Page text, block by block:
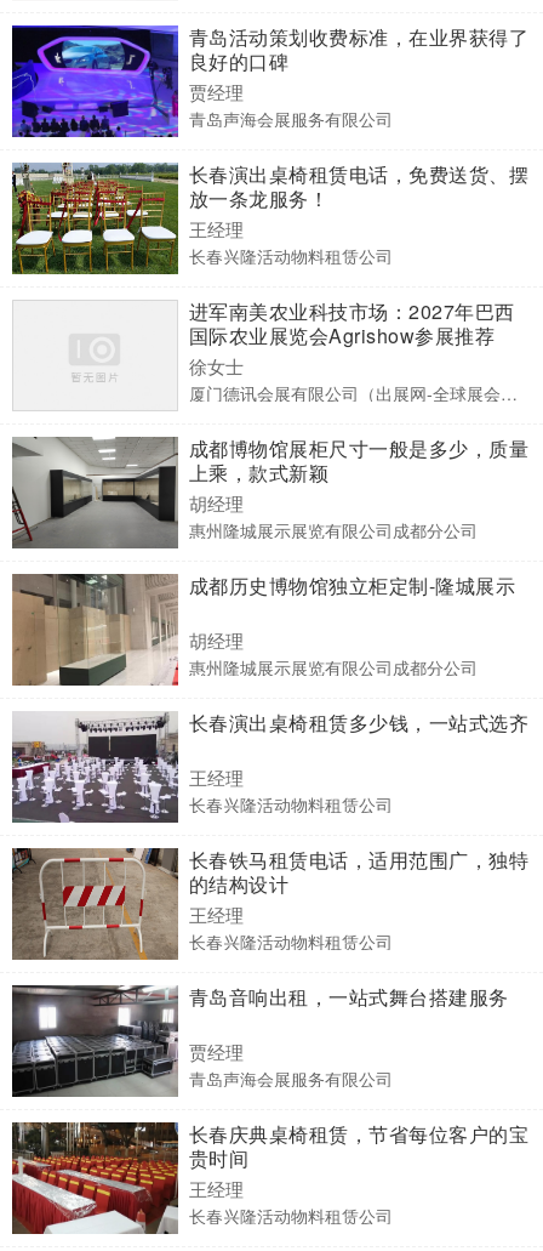
青岛活动策划收费标准，在业界获得了
良好的口碑
贾经理
青岛声海会展服务有限公司
长春演出桌椅租赁电话，免费送货、摆
放一条龙服务！
王经理
长春兴隆活动物料租赁公司
进军南美农业科技市场：2027年巴西
国际农业展览会Agrishow参展推荐
徐女士
厦门德讯会展有限公司（出展网-全球展会预订）
成都博物馆展柜尺寸一般是多少，质量
上乘，款式新颖
胡经理
惠州隆城展示展览有限公司成都分公司
成都历史博物馆独立柜定制-隆城展示
胡经理
惠州隆城展示展览有限公司成都分公司
长春演出桌椅租赁多少钱，一站式选齐
王经理
长春兴隆活动物料租赁公司
长春铁马租赁电话，适用范围广，独特
的结构设计
王经理
长春兴隆活动物料租赁公司
青岛音响出租，一站式舞台搭建服务
贾经理
青岛声海会展服务有限公司
长春庆典桌椅租赁，节省每位客户的宝
贵时间
王经理
长春兴隆活动物料租赁公司